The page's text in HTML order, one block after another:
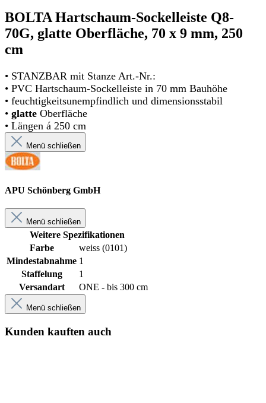
BOLTA Hartschaum-Sockelleiste Q8-
70G, glatte Oberfläche, 70 x 9 mm, 250
cm
• STANZBAR mit Stanze Art.-Nr.:
• PVC Hartschaum-Sockelleiste in 70 mm Bauhöhe
• feuchtigkeitsunempfindlich und dimensionsstabil
• glatte Oberfläche
• Längen á 250 cm
Menü schließen
APU Schönberg GmbH
Menü schließen
Weitere Spezifikationen
Farbe
weiss (0101)
Mindestabnahme 1
Staffelung
1
Versandart
ONE - bis 300 cm
Menü schließen
Kunden kauften auch